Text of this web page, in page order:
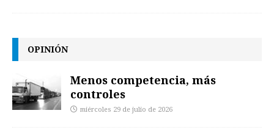
OPINIÓN
Menos competencia, más
controles
miércoles 29 de julio de 2026